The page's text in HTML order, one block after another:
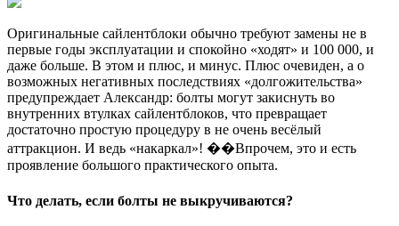
Оригинальные сайлентблоки обычно требуют замены не в
первые годы эксплуатации и спокойно «ходят» и 100 000, и
даже больше. В этом и плюс, и минус. Плюс очевиден, а о
возможных негативных последствиях «долгожительства»
предупреждает Александр: болты могут закиснуть во
внутренних втулках сайлентблоков, что превращает
достаточно простую процедуру в не очень весёлый
аттракцион. И ведь «накаркал»! ��Впрочем, это и есть
проявление большого практического опыта.
Что делать, если болты не выкручиваются?